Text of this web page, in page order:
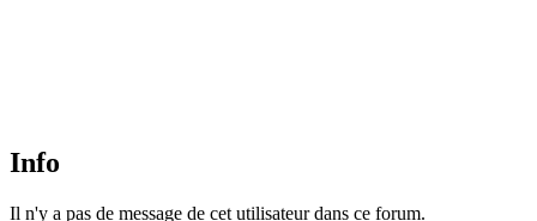
Info
Il n'y a pas de message de cet utilisateur dans ce forum.